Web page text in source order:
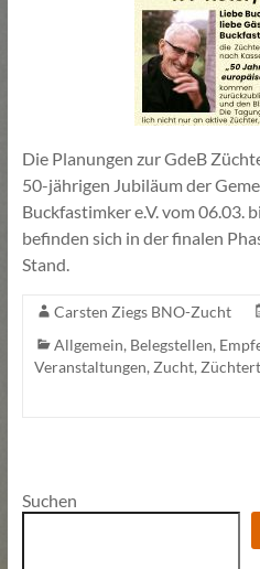
Die Planungen zur GdeB
50-jährigen Jubiläum der
Buckfastimker e.V. vom 06.03.
befinden sich in der finalen
Stand.
Carsten Ziegs BNO-Zucht
Allgemein, Belegstellen,
Veranstaltungen, Zucht,
Suchen